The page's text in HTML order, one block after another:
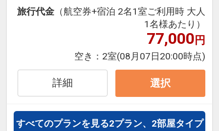
泊・飛び泊なども自由自在です。
JALマイレージ会員の方にはフライ
トマイルが50%貯まります。
●2026年6月1日、客室やロビー、レ
ストランなどをリニューアルしてリ
ブランドオープンいたしました。
■宿泊者特典
ミネラルウォーターをお1人様1本プ
旅行代金 （航空券+宿泊 2名1室ご利用時 大人
1名様あたり）
77,000円
空き： 2室(08月07日20:00時点)
詳細 選択
すべてのプランを見る2プラン、2部屋タイプ